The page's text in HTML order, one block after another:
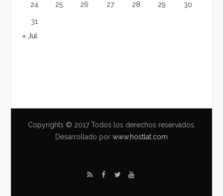
24 25 26 27 28 29 30
31
« Jul
Copyrights © 2017 Todos los derechos reservados.
Desarrollado por www.hostlat.com
R
F
T
Y